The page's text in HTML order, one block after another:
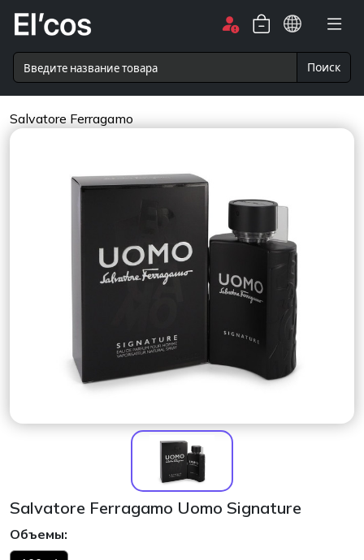
Поиск
Salvatore Ferragamo
Salvatore Ferragamo Uomo Signature
Объемы: